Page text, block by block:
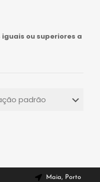
ou superiores a
Maia, Porto